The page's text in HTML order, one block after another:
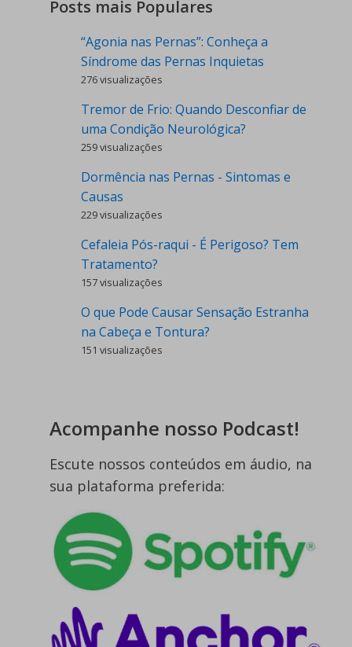
Posts mais Populares
“Agonia nas Pernas”: Conheça a
Síndrome das Pernas Inquietas
276 visualizações
Tremor de Frio: Quando Desconfiar de
uma Condição Neurológica?
259 visualizações
Dormência nas Pernas - Sintomas e
Causas
229 visualizações
Cefaleia Pós-raqui - É Perigoso? Tem
Tratamento?
157 visualizações
O que Pode Causar Sensação Estranha
na Cabeça e Tontura?
151 visualizações
Acompanhe nosso Podcast!
Escute nossos conteúdos em áudio, na
sua plataforma preferida: